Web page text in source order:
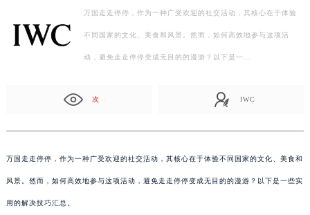
万国走走停停，作为一种广受欢迎的社交活动，其核心在于体验
不同国家的文化、美食和风景。然而，如何高效地参与这项活
动，避免走走停停变成无目的的漫游？以下是一…
次 IWC
万国走走停停，作为一种广受欢迎的社交活动，其核心在于体验不同国家的文化、美食和
风景。然而，如何高效地参与这项活动，避免走走停停变成无目的的漫游？以下是一些实
用的解决技巧汇总。